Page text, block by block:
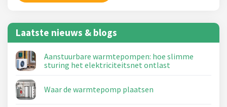
Laatste nieuws & blogs
Aanstuurbare warmtepompen: hoe slimme
sturing het elektriciteitsnet ontlast
Waar de warmtepomp plaatsen